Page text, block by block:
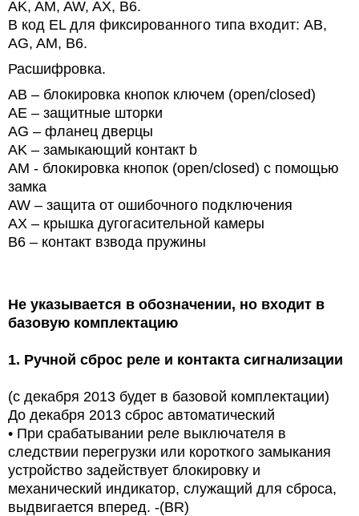
AK, AM, AW, AX, B6.
В код EL для фиксированного типа входит: АВ,
AG, AM, B6.
Расшифровка.
AB – блокировка кнопок ключем (open/closed)
AE – защитные шторки
AG – фланец дверцы
AK – замыкающий контакт b
AM - блокировка кнопок (open/closed) с помощью
замка
AW – защита от ошибочного подключения
AX – крышка дугогасительной камеры
B6 – контакт взвода пружины
Не указывается в обозначении, но входит в
базовую комплектацию
1. Ручной сброс реле и контакта сигнализации
(с декабря 2013 будет в базовой комплектации)
До декабря 2013 сброс автоматический
• При срабатывании реле выключателя в
следствии перегрузки или короткого замыкания
устройство задействует блокировку и
механический индикатор, служащий для сброса,
выдвигается вперед. -(BR)